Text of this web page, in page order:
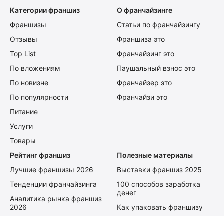
Категории франшиз
Франшизы
Отзывы
Top List
По вложениям
По новизне
По популярности
Питание
Услуги
Товары
О франчайзинге
Статьи по франчайзингу
Франшиза это
Франчайзинг это
Паушальный взнос это
Франчайзер это
Франчайзи это
Рейтинг франшиз
Лучшие франшизы 2026
Тенденции франчайзинга
Аналитика рынка франшиз
2026
Полезные материалы
Выставки франшиз 2025
100 способов заработка
денег
Как упаковать франшизу